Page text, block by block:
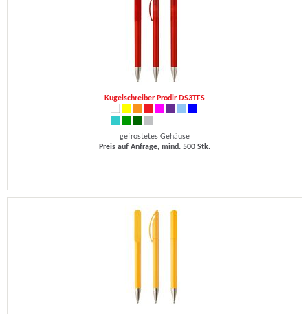
Kugelschreiber Prodir DS3TFS
gefrostetes Gehäuse
Preis auf Anfrage, mind. 500 Stk.